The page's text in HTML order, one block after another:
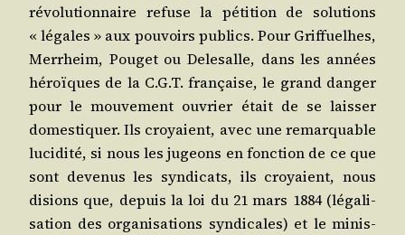
révo­lu­tion­naire refuse la péti­tion de solu­tions
« légales » aux pou­voirs publics. Pour Grif­fuelhes,
Mer­rheim, Pou­get ou Dele­salle, dans les années
héroïques de la C.G.T. fran­çaise, le grand dan­ger
pour le mou­ve­ment ouvrier était de se lais­ser
domes­ti­quer. Ils croyaient, avec une remar­quable
luci­di­té, si nous les jugeons en fonc­tion de ce que
sont deve­nus les syn­di­cats, ils croyaient, nous
disions que, depuis la loi du 21 mars 1884 (léga­li­
sa­tion des orga­ni­sa­tions syn­di­cales) et le minis­